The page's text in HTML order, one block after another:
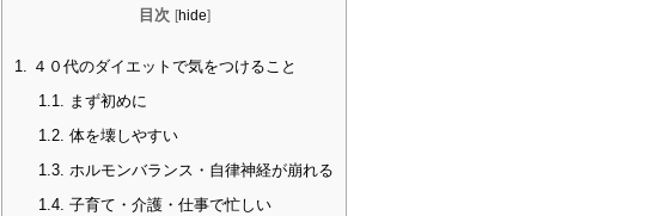
目次 [hide]
1. ４０代のダイエットで気をつけること
1.1. まず初めに
1.2. 体を壊しやすい
1.3. ホルモンバランス・自律神経が崩れる
1.4. 子育て・介護・仕事で忙しい